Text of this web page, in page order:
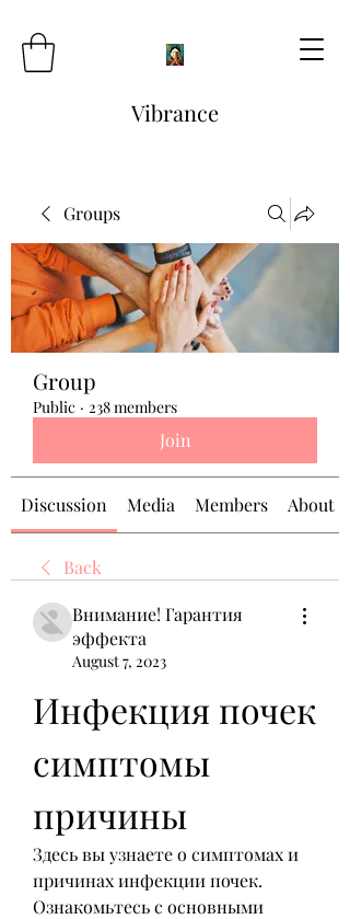
Vibrance
Groups
Group
Public · 238 members
Join
Discussion Media Members About
Back
Внимание! Гарантия
эффекта
August 7, 2023
Инфекция почек
симптомы
причины
Здесь вы узнаете о симптомах и
причинах инфекции почек.
Ознакомьтесь с основными